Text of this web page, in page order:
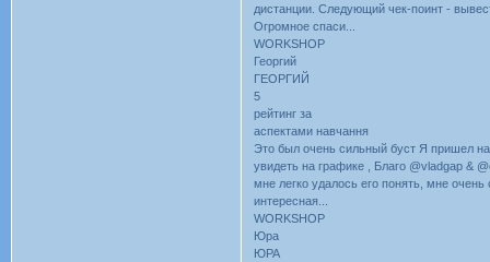
дистанции. Следующий чек-поинт -
Огромное спаси...
WORKSHOP
Георгий
ГЕОРГИЙ
5
рейтинг за
аспектами навчання
Это был очень сильный буст Я пришел
увидеть на графике , Благо @vladgap &
мне легко удалось его понять, мне
интересная...
WORKSHOP
Юра
ЮРА